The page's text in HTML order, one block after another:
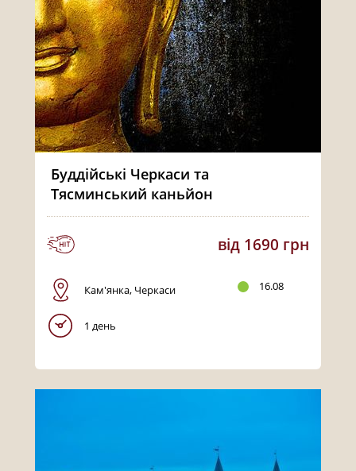
Буддійські Черкаси та
Тясминський каньйон
від 1690 грн
Кам'янка, Черкаси
1 день
16.08